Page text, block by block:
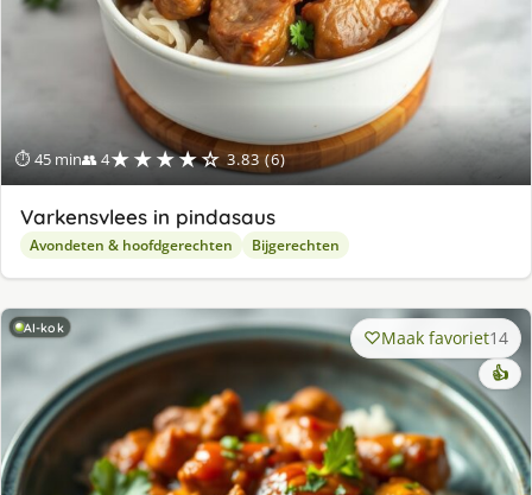
⏱ 45 min👥 4★★★★☆ 3.83 (6)
Varkensvlees in pindasaus
Avondeten & hoofdgerechten Bijgerechten
AI-kok Maak favoriet14
👍